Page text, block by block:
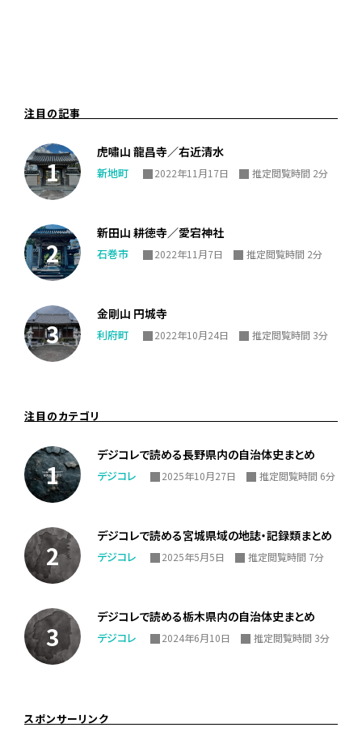
注目の記事
虎嘯山 龍昌寺／右近清水
新地町 2022年11月17日 推定閲覧時間 2分
新田山 耕徳寺／愛宕神社
石巻市 2022年11月7日 推定閲覧時間 2分
金剛山 円城寺
利府町 2022年10月24日 推定閲覧時間 3分
注目のカテゴリ
デジコレで読める長野県内の自治体史まとめ
デジコレ 2025年10月27日 推定閲覧時間 6分
デジコレで読める宮城県域の地誌・記録類まとめ
デジコレ 2025年5月5日 推定閲覧時間 7分
デジコレで読める栃木県内の自治体史まとめ
デジコレ 2024年6月10日 推定閲覧時間 3分
スポンサーリンク